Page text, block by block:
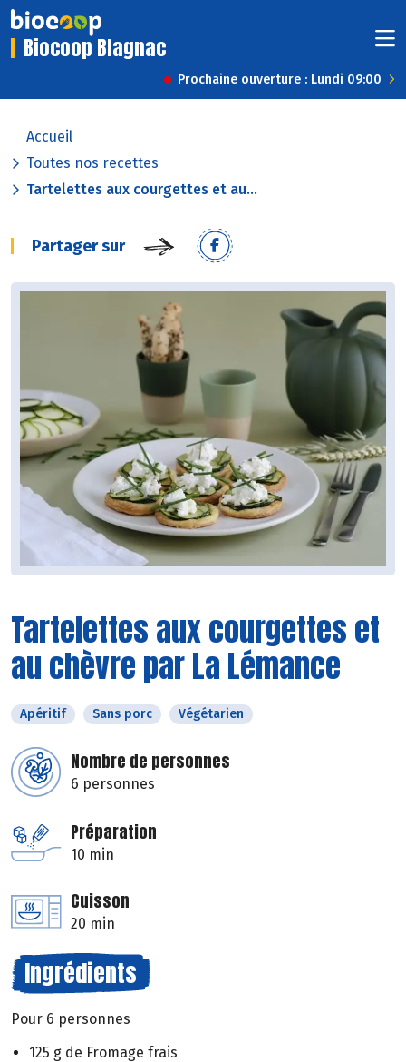
Biocoop Blagnac
Prochaine ouverture : Lundi 09:00
Accueil
Toutes nos recettes
Tartelettes aux courgettes et au...
Partager sur
Tartelettes aux courgettes et
au chèvre par La Lémance
Apéritif Sans porc Végétarien
Nombre de personnes
6 personnes
Préparation
10 min
Cuisson
20 min
Ingrédients
Pour 6 personnes
125 g de Fromage frais